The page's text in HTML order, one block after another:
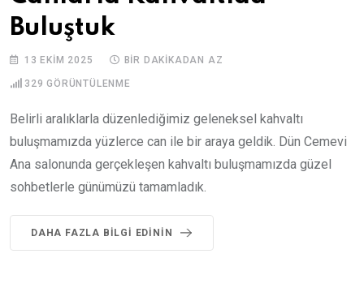
Buluştuk
13 EKIM 2025 BIR DAKIKADAN AZ
329 GÖRÜNTÜLENME
Belirli aralıklarla düzenlediğimiz geleneksel kahvaltı
buluşmamızda yüzlerce can ile bir araya geldik. Dün Cemevi
Ana salonunda gerçekleşen kahvaltı buluşmamızda güzel
sohbetlerle günümüzü tamamladık.
DAHA FAZLA BILGI EDININ